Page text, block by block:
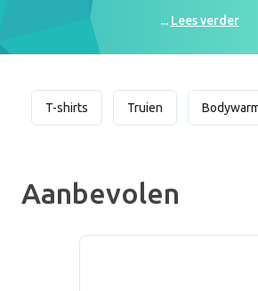
de winter mee door te komen? Bedrukte
kwaliteit geven wat extra warmte
Handschoenen met jouw logo geven je
tijdens de winter en daarom zijn de
voor iedereen. Om ervoor te zorgen dat
uitziet, bieden wij een reeks aan
... Lees verder
T-shirts Truien
Aanbevolen